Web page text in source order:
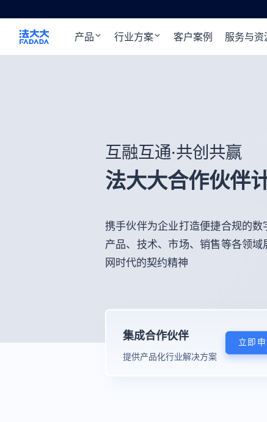
产品 行业方案 客户案例 服务与资
互融互通·共创共赢
法大大合作伙伴
携手伙伴为企业打造便捷合规的
产品、技术、市场、销售等各领
网时代的契约精神
集成合作伙伴
提供产品化行业解决方案
立即